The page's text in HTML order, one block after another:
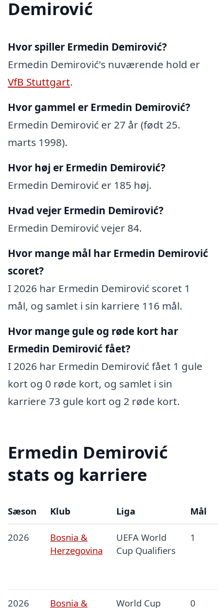
Demirović
Hvor spiller Ermedin Demirović?
Ermedin Demirović's nuværende hold er
VfB Stuttgart.
Hvor gammel er Ermedin Demirović?
Ermedin Demirović er 27 år (født 25.
marts 1998).
Hvor høj er Ermedin Demirović?
Ermedin Demirović er 185 høj.
Hvad vejer Ermedin Demirović?
Ermedin Demirović vejer 84.
Hvor mange mål har Ermedin Demirović
scoret?
I 2026 har Ermedin Demirović scoret 1
mål, og samlet i sin karriere 116 mål.
Hvor mange gule og røde kort har
Ermedin Demirović fået?
I 2026 har Ermedin Demirović fået 1 gule
kort og 0 røde kort, og samlet i sin
karriere 73 gule kort og 2 røde kort.
Ermedin Demirović
stats og karriere
Sæson Klub Liga Mål
2026
Bosnia &
Herzegovina
UEFA World
Cup Qualifiers
1
2026 Bosnia & World Cup 0